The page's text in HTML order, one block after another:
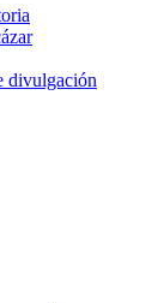
divulgación